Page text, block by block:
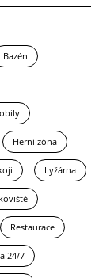
Bazén
Herní zóna
Lyžárna
Restaurace
24/7